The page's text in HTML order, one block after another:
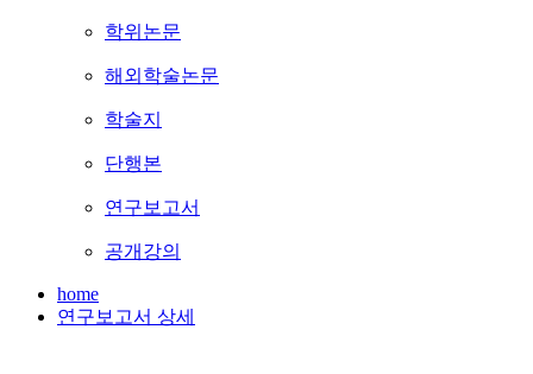
학위논문
해외학술논문
학술지
단행본
연구보고서
공개강의
home
연구보고서 상세